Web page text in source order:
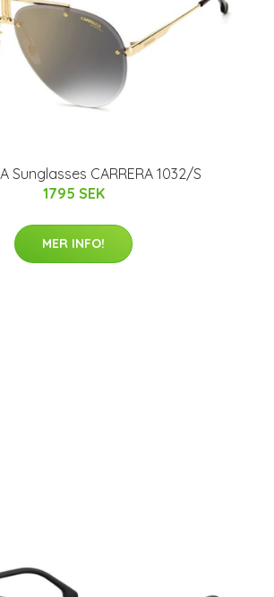
Sunglasses CARRERA 1032/S
1795 SEK
MER INFO!